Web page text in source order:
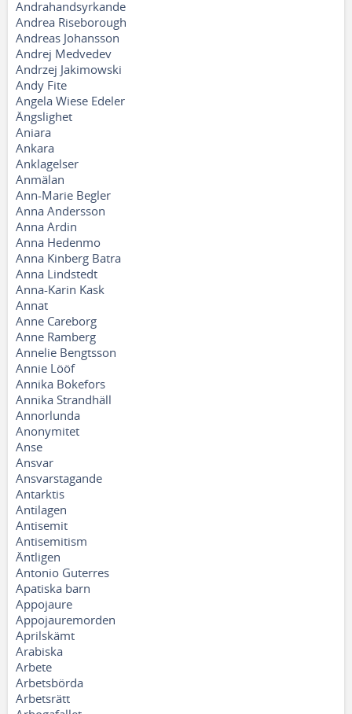
Andrahandsyrkande
Andrea Riseborough
Andreas Johansson
Andrej Medvedev
Andrzej Jakimowski
Andy Fite
Angela Wiese Edeler
Ängslighet
Aniara
Ankara
Anklagelser
Anmälan
Ann-Marie Begler
Anna Andersson
Anna Ardin
Anna Hedenmo
Anna Kinberg Batra
Anna Lindstedt
Anna-Karin Kask
Annat
Anne Careborg
Anne Ramberg
Annelie Bengtsson
Annie Lööf
Annika Bokefors
Annika Strandhäll
Annorlunda
Anonymitet
Anse
Ansvar
Ansvarstagande
Antarktis
Antilagen
Antisemit
Antisemitism
Äntligen
Antonio Guterres
Apatiska barn
Appojaure
Appojauremorden
Aprilskämt
Arabiska
Arbete
Arbetsbörda
Arbetsrätt